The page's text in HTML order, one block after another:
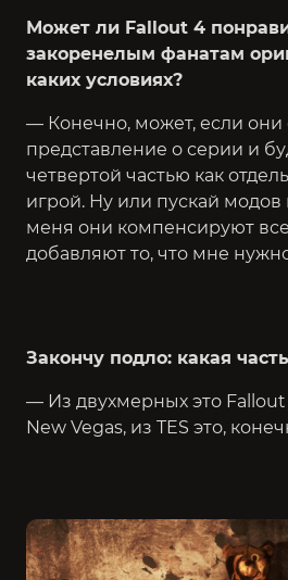
Может ли Fallout 4
закоренелым фанатам
каких условиях?
— Конечно, может, если они
представление о серии и
четвертой частью как
игрой. Ну или пускай модов
меня они компенсируют
добавляют то, что мне
Закончу подло: какая
— Из двухмерных это
New Vegas, из TES это,